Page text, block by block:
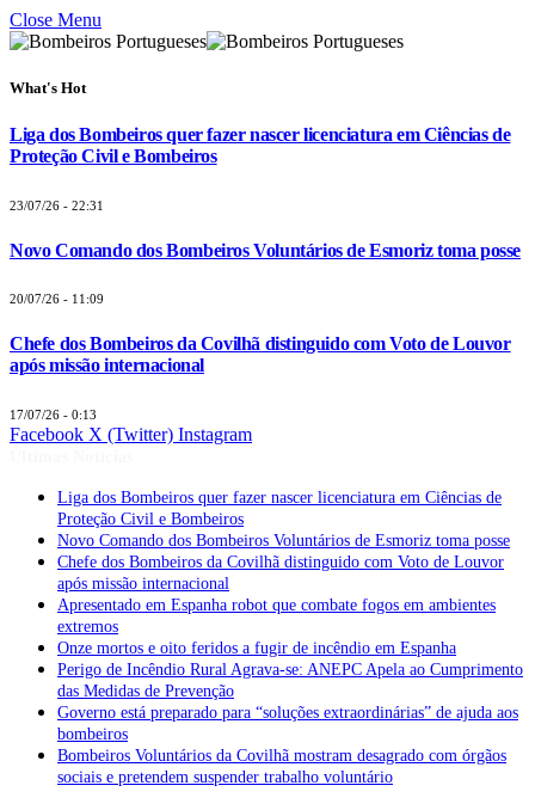
Close Menu
What's Hot
Liga dos Bombeiros quer fazer nascer licenciatura em Ciências de
Proteção Civil e Bombeiros
23/07/26 - 22:31
Novo Comando dos Bombeiros Voluntários de Esmoriz toma posse
20/07/26 - 11:09
Chefe dos Bombeiros da Covilhã distinguido com Voto de Louvor
após missão internacional
17/07/26 - 0:13
Facebook X (Twitter) Instagram
Liga dos Bombeiros quer fazer nascer licenciatura em Ciências de
Proteção Civil e Bombeiros
Novo Comando dos Bombeiros Voluntários de Esmoriz toma posse
Chefe dos Bombeiros da Covilhã distinguido com Voto de Louvor
após missão internacional
Apresentado em Espanha robot que combate fogos em ambientes
extremos
Onze mortos e oito feridos a fugir de incêndio em Espanha
Perigo de Incêndio Rural Agrava-se: ANEPC Apela ao Cumprimento
das Medidas de Prevenção
Governo está preparado para “soluções extraordinárias” de ajuda aos
bombeiros
Bombeiros Voluntários da Covilhã mostram desagrado com órgãos
sociais e pretendem suspender trabalho voluntário